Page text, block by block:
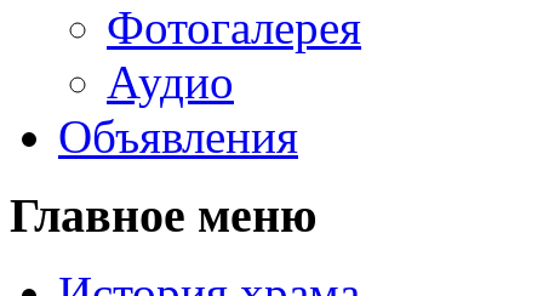
Фотогалерея
Аудио
Объявления
Главное меню